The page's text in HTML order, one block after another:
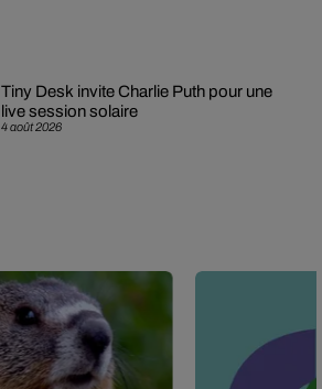
4 août 2026
Tiny Desk invite Charlie Puth pour une
live session solaire